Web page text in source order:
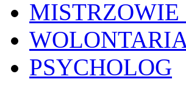
MISTRZOWIE
PSYCHOLOG